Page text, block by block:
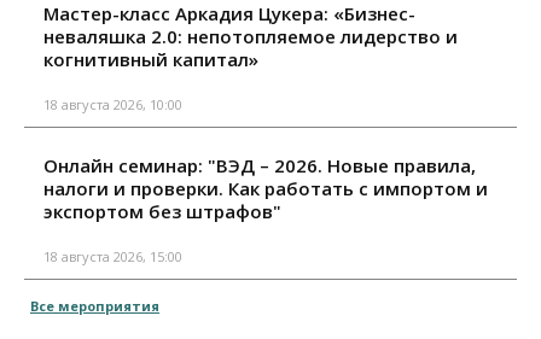
Мастер-класс Аркадия Цукера: «Бизнес-
неваляшка 2.0: непотопляемое лидерство и
когнитивный капитал»
18 августа 2026, 10:00
Онлайн семинар: "ВЭД – 2026. Новые правила,
налоги и проверки. Как работать с импортом и
экспортом без штрафов"
18 августа 2026, 15:00
Все мероприятия